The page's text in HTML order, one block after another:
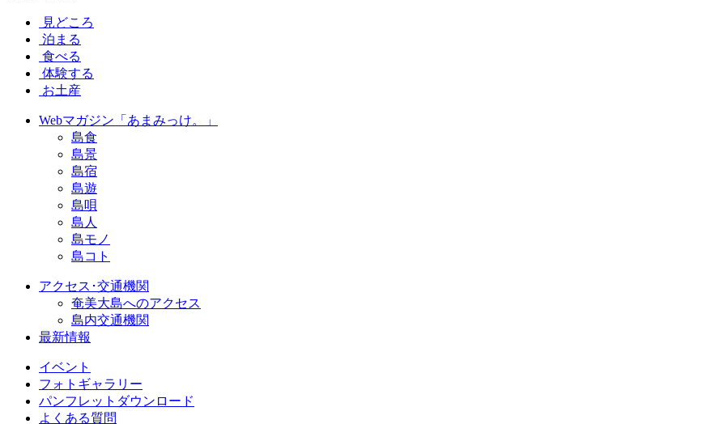
見どころ
泊まる
食べる
体験する
お土産
Webマガジン「あまみっけ。」
島食
島景
島宿
島遊
島唄
島人
島モノ
島コト
アクセス･交通機関
奄美大島へのアクセス
島内交通機関
最新情報
イベント
フォトギャラリー
パンフレットダウンロード
よくある質問